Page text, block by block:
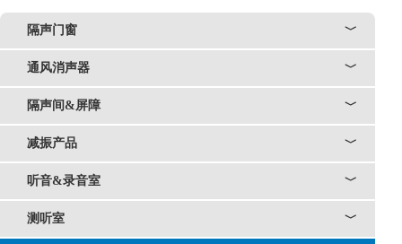
﹀
隔声门窗
﹀
通风消声器
﹀
隔声间&屏障
﹀
减振产品
﹀
听音&录音室
﹀
测听室